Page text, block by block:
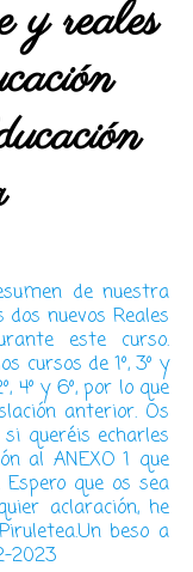
y reales
de nuestra
nuevos Reales
este curso.
cursos de 1º, 3º y
4º y 6º, por lo que
anterior. Os
queréis echarles
al ANEXO 1 que
que os sea
aclaración, he
beso a
2023